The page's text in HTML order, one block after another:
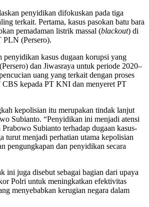
penyidikan difokuskan pada tiga
terkait. Pertama, kasus pasokan batu bara
pemadaman listrik massal (blackout) di
PLN (Persero).
penyidikan kasus dugaan korupsi yang
dan Jiwasraya untuk periode 2020–
uang yang terkait dengan proses
CBS kepada PT KNI dan menyeret PT
kepolisian itu merupakan tindak lanjut
Subianto. “Penyidikan ini menjadi atensi
Subianto terhadap dugaan kasus-
turut menjadi perhatian utama kepolisian
pengungkapan dan penyidikan secara
ini juga disebut sebagai bagian dari upaya
Polri untuk meningkatkan efektivitas
menyebabkan kerugian negara dalam